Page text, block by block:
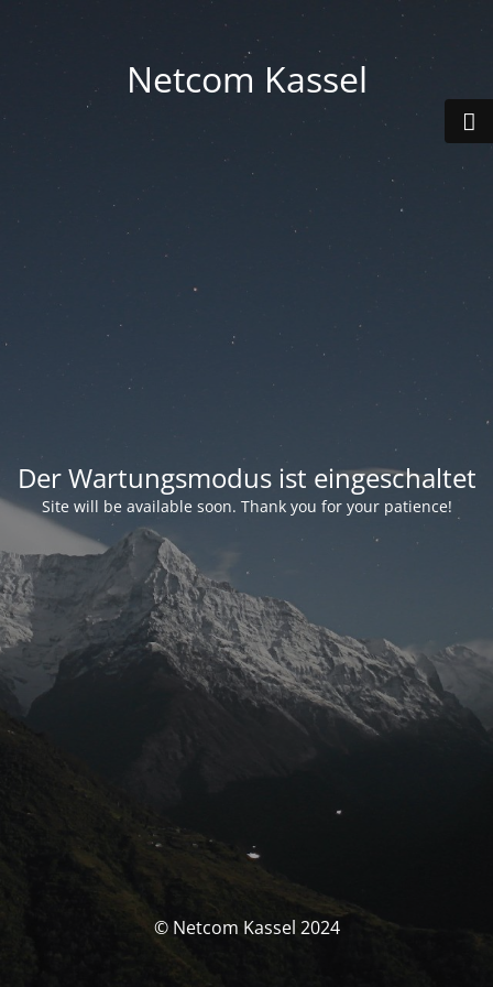
Netcom Kassel
Der Wartungsmodus ist eingeschaltet
Site will be available soon. Thank you for your patience!
© Netcom Kassel 2024